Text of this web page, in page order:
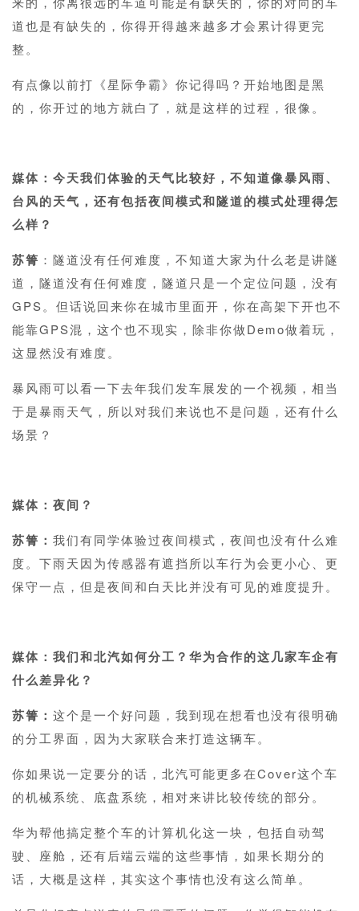
道也是有缺失的，你得开得越来越多才会累计得更完
整。
有点像以前打《星际争霸》你记得吗？开始地图是黑
的，你开过的地方就白了，就是这样的过程，很像。
媒体：今天我们体验的天气比较好，不知道像暴风雨、
台风的天气，还有包括夜间模式和隧道的模式处理得怎
么样？
苏箐 ：隧道没有任何难度，不知道大家为什么老是讲隧
道，隧道没有任何难度，隧道只是一个定位问题，没有
GPS。但话说回来你在城市里面开，你在高架下开也不
能靠GPS混，这个也不现实，除非你做Demo做着玩，
这显然没有难度。
暴风雨可以看一下去年我们发车展发的一个视频，相当
于是暴雨天气，所以对我们来说也不是问题，还有什么
场景？
媒体：夜间？
苏箐： 我们有同学体验过夜间模式，夜间也没有什么难
度。下雨天因为传感器有遮挡所以车行为会更小心、更
保守一点，但是夜间和白天比并没有可见的难度提升。
媒体：我们和北汽如何分工？华为合作的这几家车企有
什么差异化？
苏箐： 这个是一个好问题，我到现在想看也没有很明确
的分工界面，因为大家联合来打造这辆车。
你如果说一定要分的话，北汽可能更多在Cover这个车
的机械系统、底盘系统，相对来讲比较传统的部分。
华为帮他搞定整个车的计算机化这一块，包括自动驾
驶、座舱，还有后端云端的这些事情，如果长期分的
话，大概是这样，其实这个事情也没有这么简单。